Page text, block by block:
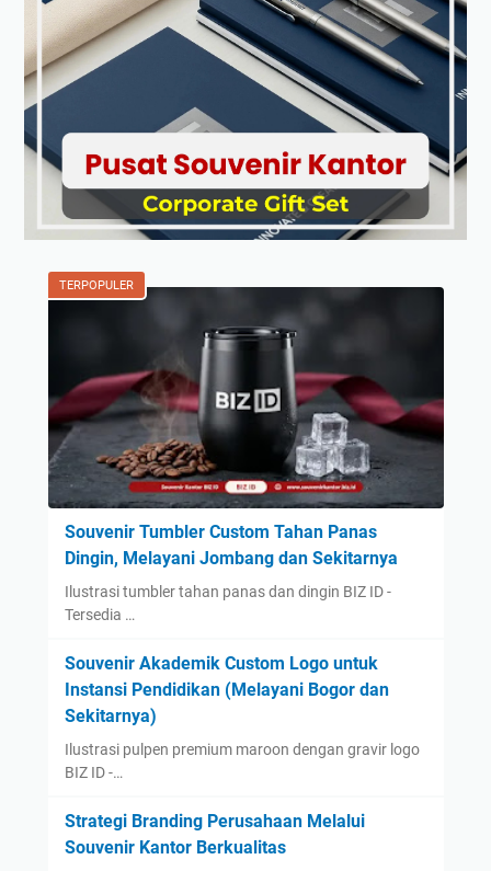
TERPOPULER
Souvenir Tumbler Custom Tahan Panas
Dingin, Melayani Jombang dan Sekitarnya
Ilustrasi tumbler tahan panas dan dingin BIZ ID -
Tersedia …
Souvenir Akademik Custom Logo untuk
Instansi Pendidikan (Melayani Bogor dan
Sekitarnya)
Ilustrasi pulpen premium maroon dengan gravir logo
BIZ ID -…
Strategi Branding Perusahaan Melalui
Souvenir Kantor Berkualitas